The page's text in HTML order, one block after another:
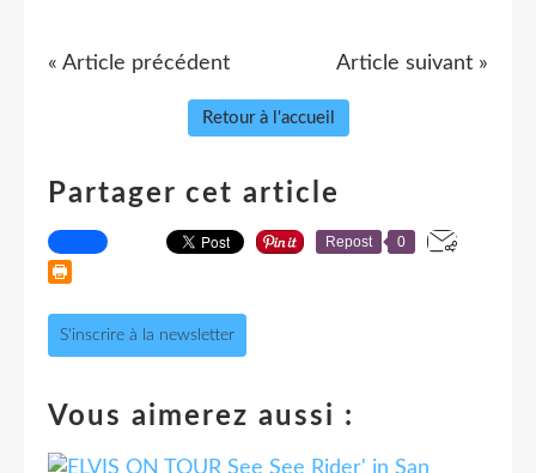
« Article précédent Article suivant »
Retour à l'accueil
Partager cet article
Repost 0
S'inscrire à la newsletter
Vous aimerez aussi :